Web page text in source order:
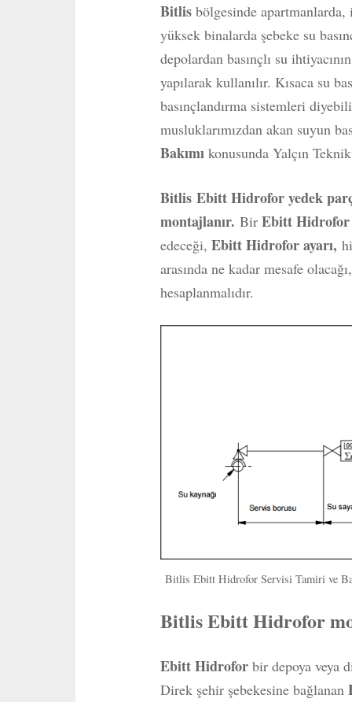
Bitlisbölgesinde
yüksek binalarda şebeke su
depolardan basınçlı su
yapılarak kullanılır. Kısaca su
basınçlandırma sistemleri
musluklarımızdan akan suyun
Bakımı konusunda Yalçın
Bitlis Ebitt Hidrofor yedek
montajlanır. Bir Ebitt Hidrofor
edeceği, Ebitt Hidrofor ayarı,
arasında ne kadar mesafe
hesaplanmalıdır.
Bitlis Ebitt Hidrofor Servisi Tamiri ve
Bitlis Ebitt Hidrofor
Ebitt Hidroforbir depoya veya
Direk şehir şebekesine bağlanan